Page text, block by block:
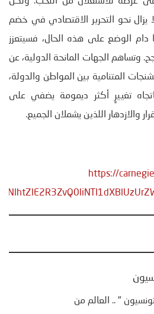
يزال نحو التحرير الاقتصادي في خضم
دام الوضع على هذه الحال، فسيتعزز
وتساهم الجهات المانحة الدولية، عن
المتنامية بين المواطن والدولة،
تغييرٍ أكثر ديمومة يضفي على
والازدهار اللذين يشملان الجميع.
https://
" .. العالم من